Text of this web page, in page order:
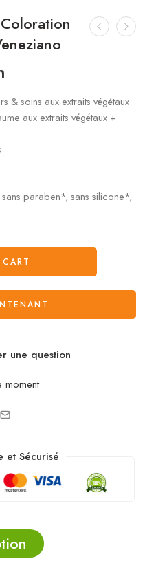
& soins aux extraits végétaux
aux extraits végétaux +
paraben*, sans silicone*,
une question
et Sécurisé